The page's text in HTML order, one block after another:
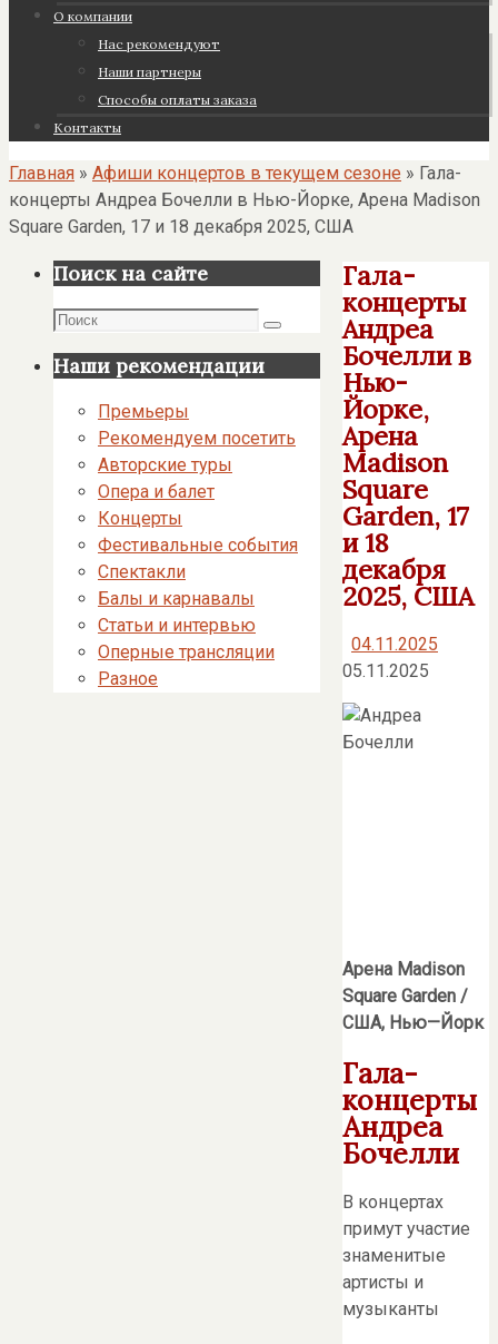
О компании
Нас рекомендуют
Наши партнеры
Cпособы оплаты заказа
Контакты
Главная » Афиши концертов в текущем сезоне » Гала-
концерты Андреа Бочелли в Нью-Йорке, Арена Madison
Square Garden, 17 и 18 декабря 2025, США
Гала-
концерты
Андреа
Бочелли в
Нью-
Йорке,
Арена
Madison
Square
Garden, 17
и 18
декабря
2025, США
04.11.2025
05.11.2025
Арена Madison
Square Garden /
США, Нью—Йорк
Гала-
концерты
Андреа
Бочелли
В концертах
примут участие
знаменитые
артисты и
музыканты
Поиск на сайте
Поиск
Поиск
Наши рекомендации
Премьеры
Рекомендуем посетить
Авторские туры
Опера и балет
Концерты
Фестивальные события
Спектакли
Балы и карнавалы
Статьи и интервью
Оперные трансляции
Разное